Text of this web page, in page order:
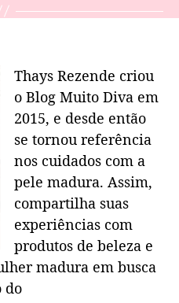
Thays Rezende criou
o Blog Muito Diva em
2015, e desde então
se tornou referência
nos cuidados com a
pele madura. Assim,
compartilha suas
experiências com
produtos de beleza e
madura em busca
do